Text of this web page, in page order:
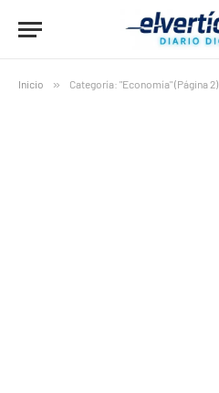
Inicio » Categoría: "Economía" (Página 2)